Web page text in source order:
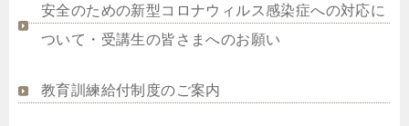
安全のための新型コロナウィルス感染症への対応に
ついて・受講生の皆さまへのお願い
教育訓練給付制度のご案内